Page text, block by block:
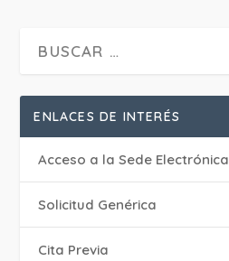
ENLACES DE INTERÉS
Acceso a la Sede Electrónica
Solicitud Genérica
Cita Previa